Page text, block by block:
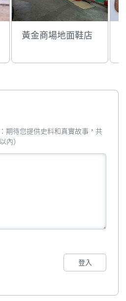
黃金商場地面鞋店
期待您提供史料和真實故事，共
內）
登入